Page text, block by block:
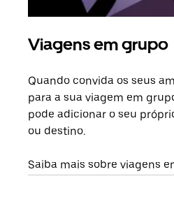
Viagens em grupo
Quando convida os seus
para a sua viagem em
pode adicionar o seu
ou destino.
Saiba mais sobre viagens